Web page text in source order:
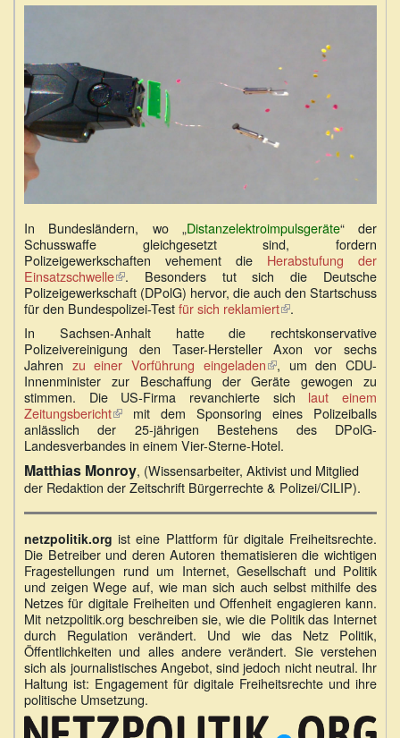
In Bundesländern, wo „Distanzelektroimpulsgeräte“ der
Schusswaffe gleichgesetzt sind, fordern
Polizeigewerkschaften vehement die Herabstufung der
Einsatzschwelle(Link
ist
extern)
. Besonders tut sich die Deutsche
Polizeigewerkschaft (DPolG) hervor, die auch den Startschuss
für den Bundespolizei-Testfür sich reklamiert(Link
ist
extern)
.
In Sachsen-Anhalt hatte die rechtskonservative
Polizeivereinigung den Taser-Hersteller Axon vor sechs
Jahren zu einer Vorführung eingeladen(Link
ist
extern)
, um den CDU-
Innenminister zur Beschaffung der Geräte gewogen zu
stimmen. Die US-Firma revanchierte sich laut einem
Zeitungsbericht(Link
ist
extern)
mit dem Sponsoring eines Polizeiballs
anlässlich der 25-jährigen Bestehens des DPolG-
Landesverbandes in einem Vier-Sterne-Hotel.
Matthias Monroy, (Wissensarbeiter, Aktivist und Mitglied
der Redaktion der Zeitschrift Bürgerrechte & Polizei/CILIP).
netzpolitik.org ist eine Plattform für digitale Freiheitsrechte.
Die Betreiber und deren Autoren thematisieren die wichtigen
Fragestellungen rund um Internet, Gesellschaft und Politik
und zeigen Wege auf, wie man sich auch selbst mithilfe des
Netzes für digitale Freiheiten und Offenheit engagieren kann.
Mit netzpolitik.org beschreiben sie, wie die Politik das Internet
durch Regulation verändert. Und wie das Netz Politik,
Öffentlichkeiten und alles andere verändert. Sie verstehen
sich als journalistisches Angebot, sind jedoch nicht neutral. Ihr
Haltung ist: Engagement für digitale Freiheitsrechte und ihre
politische Umsetzung.